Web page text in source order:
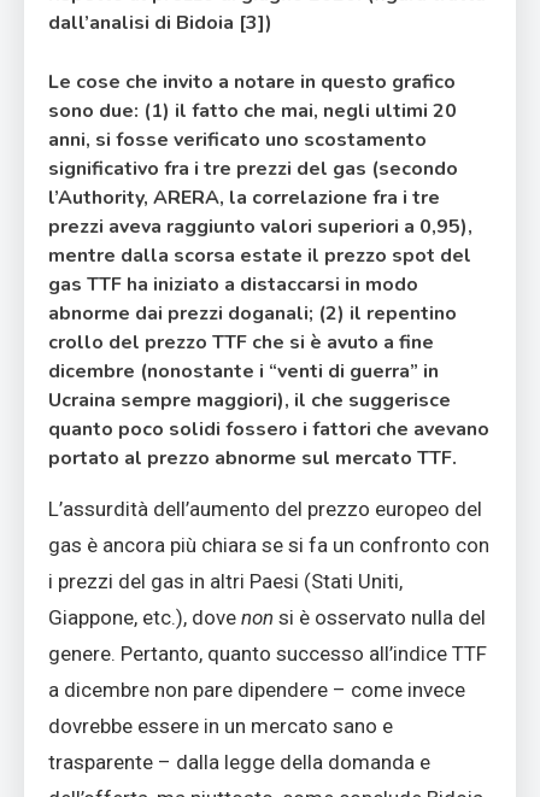
dall’analisi di Bidoia [3])
Le cose che invito a notare in questo grafico
sono due: (1) il fatto che mai, negli ultimi 20
anni, si fosse verificato uno scostamento
significativo fra i tre prezzi del gas (secondo
l’Authority, ARERA, la correlazione fra i tre
prezzi aveva raggiunto valori superiori a 0,95),
mentre dalla scorsa estate il prezzo spot del
gas TTF ha iniziato a distaccarsi in modo
abnorme dai prezzi doganali; (2) il repentino
crollo del prezzo TTF che si è avuto a fine
dicembre (nonostante i “venti di guerra” in
Ucraina sempre maggiori), il che suggerisce
quanto poco solidi fossero i fattori che avevano
portato al prezzo abnorme sul mercato TTF.
L’assurdità dell’aumento del prezzo europeo del
gas è ancora più chiara se si fa un confronto con
i prezzi del gas in altri Paesi (Stati Uniti,
Giappone, etc.), dove non si è osservato nulla del
genere. Pertanto, quanto successo all’indice TTF
a dicembre non pare dipendere – come invece
dovrebbe essere in un mercato sano e
trasparente – dalla legge della domanda e